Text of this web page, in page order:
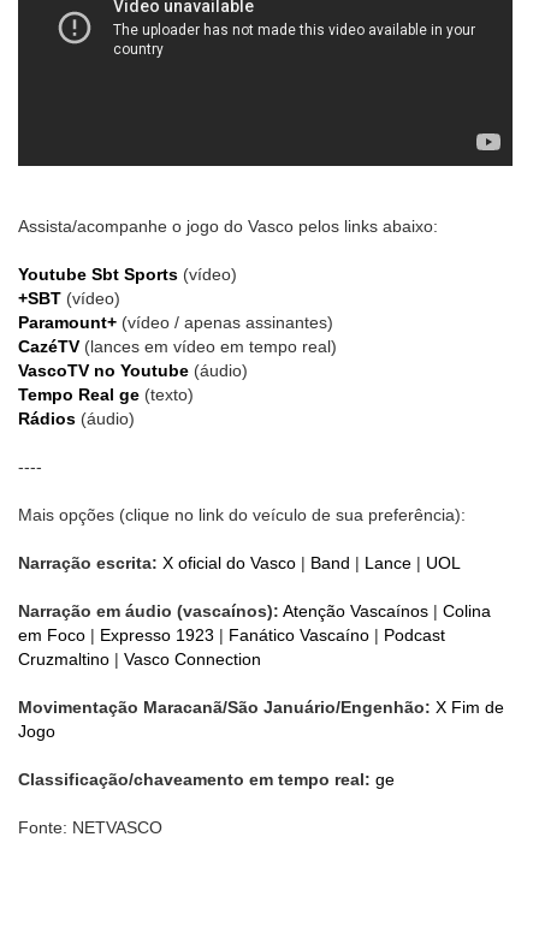
Assista/acompanhe o jogo do Vasco pelos links abaixo:
Youtube Sbt Sports (vídeo)
+SBT (vídeo)
Paramount+ (vídeo / apenas assinantes)
CazéTV (lances em vídeo em tempo real)
VascoTV no Youtube (áudio)
Tempo Real ge (texto)
Rádios (áudio)
----
Mais opções (clique no link do veículo de sua preferência):
Narração escrita: X oficial do Vasco | Band | Lance | UOL
Narração em áudio (vascaínos): Atenção Vascaínos | Colina
em Foco | Expresso 1923 | Fanático Vascaíno | Podcast
Cruzmaltino | Vasco Connection
Movimentação Maracanã/São Januário/Engenhão: X Fim de
Jogo
Classificação/chaveamento em tempo real: ge
Fonte: NETVASCO